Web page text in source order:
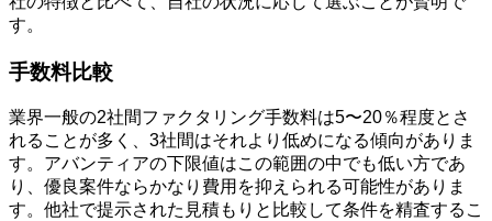
す。
手数料比較
業界一般の2社間ファクタリング手数料は5〜20％程度とさ
れることが多く、3社間はそれより低めになる傾向がありま
す。アバンティアの下限値はこの範囲の中でも低い方であ
り、優良案件ならかなり費用を抑えられる可能性がありま
す。他社で提示された見積もりと比較して条件を精査するこ